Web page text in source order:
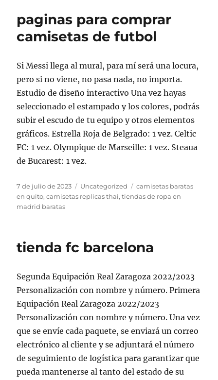
paginas para comprar
camisetas de futbol
Si Messi llega al mural, para mí será una locura,
pero si no viene, no pasa nada, no importa.
Estudio de diseño interactivo Una vez hayas
seleccionado el estampado y los colores, podrás
subir el escudo de tu equipo y otros elementos
gráficos. Estrella Roja de Belgrado: 1 vez. Celtic
FC: 1 vez. Olympique de Marseille: 1 vez. Steaua
de Bucarest: 1 vez.
Publicado
el
7 de julio de 2023 Categorías
Uncategorized Etiquetas
camisetas baratas
en quito,camisetas replicas thai,tiendas de ropa en
madrid baratas
tienda fc barcelona
Segunda Equipación Real Zaragoza 2022/2023
Personalización con nombre y número. Primera
Equipación Real Zaragoza 2022/2023
Personalización con nombre y número. Una vez
que se envíe cada paquete, se enviará un correo
electrónico al cliente y se adjuntará el número
de seguimiento de logística para garantizar que
pueda mantenerse al tanto del estado de su